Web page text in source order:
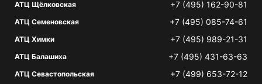
АТЦ Щёлковская +7 (495) 162-90-81
АТЦ Семеновская +7 (495) 085-74-61
АТЦ Химки +7 (495) 989-21-31
АТЦ Балашиха +7 (495) 431-63-63
АТЦ Севастопольская +7 (499) 653-72-12